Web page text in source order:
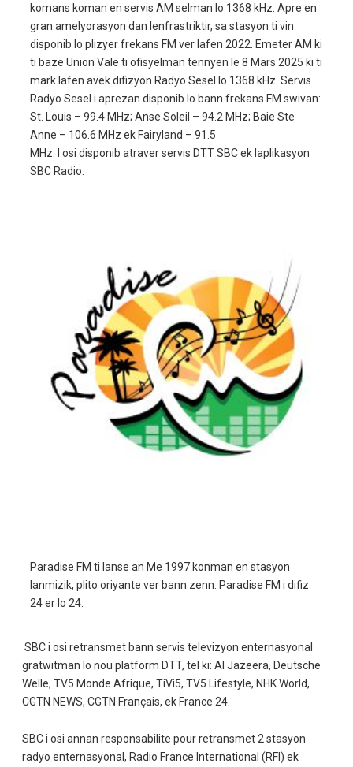
komans koman en servis AM selman lo 1368 kHz. Apre en
gran amelyorasyon dan lenfrastriktir, sa stasyon ti vin
disponib lo plizyer frekans FM ver lafen 2022. Emeter AM ki
ti baze Union Vale ti ofisyelman tennyen le 8 Mars 2025 ki ti
mark lafen avek difizyon Radyo Sesel lo 1368 kHz. Servis
Radyo Sesel i aprezan disponib lo bann frekans FM swivan:
St. Louis – 99.4 MHz; Anse Soleil – 94.2 MHz; Baie Ste
Anne – 106.6 MHz ek Fairyland – 91.5
MHz. I osi disponib atraver servis DTT SBC ek laplikasyon
SBC Radio.
Paradise FM ti lanse an Me 1997 konman en stasyon
lanmizik, plito oriyante ver bann zenn. Paradise FM i difiz
24 er lo 24.
SBC i osi retransmet bann servis televizyon enternasyonal
gratwitman lo nou platform DTT, tel ki: Al Jazeera, Deutsche
Welle, TV5 Monde Afrique, TiVi5, TV5 Lifestyle, NHK World,
CGTN NEWS, CGTN Français, ek France 24.
SBC i osi annan responsabilite pour retransmet 2 stasyon
radyo enternasyonal, Radio France International (RFI) ek